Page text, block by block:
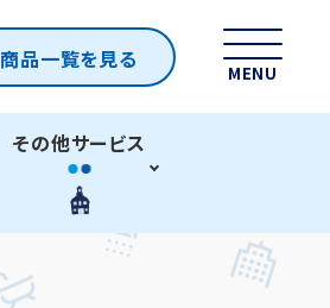
商品一覧を見る
その他サービス
MENU